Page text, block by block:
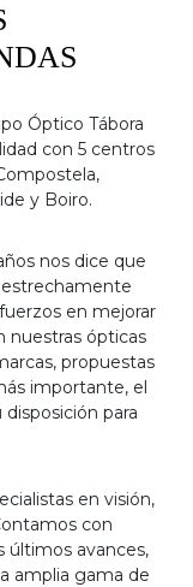
Óptico Tábora
con 5 centros
y Boiro.
nos dice que
en mejorar
nuestras ópticas
propuestas
importante, el
para
en visión,
con
últimos avances,
amplia gama de